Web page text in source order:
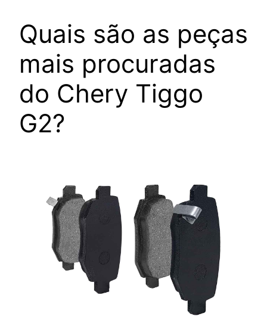
Quais são as peças
mais procuradas
do Chery Tiggo
G2?